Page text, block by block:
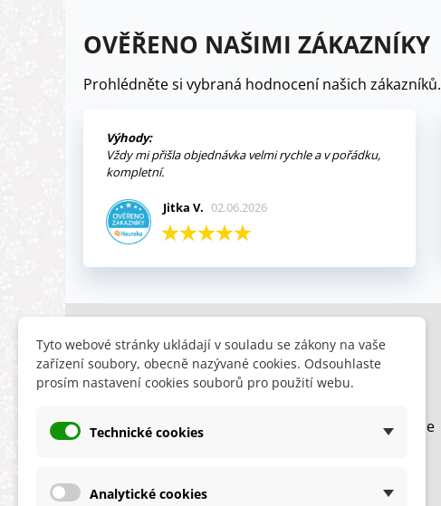
OVĚŘENO NAŠIMI ZÁKAZNÍKY
Prohlédněte si vybraná hodnocení našich zákazníků.
Výhody:
Vždy mi přišla objednávka velmi rychle a v pořádku,
kompletní.
Jitka V. 02.06.2026
INFORMACE
Obchodní podmínky
Ochrana osobních údajů
HLEDÁTE
Slevy
Nyní doporučujeme
Tyto webové stránky ukládají v souladu se zákony na vaše
zařízení soubory, obecně nazývané cookies. Odsouhlaste
prosím nastavení cookies souborů pro použití webu.
Technické cookies
Analytické cookies